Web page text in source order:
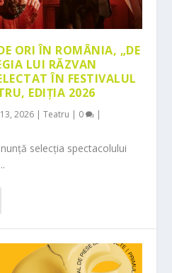
ORI ÎN ROMÂNIA, „DE
LUI RĂZVAN
ÎN FESTIVALUL
EDIȚIA 2026
2026 |Teatru | 0 |
selecția spectacolului